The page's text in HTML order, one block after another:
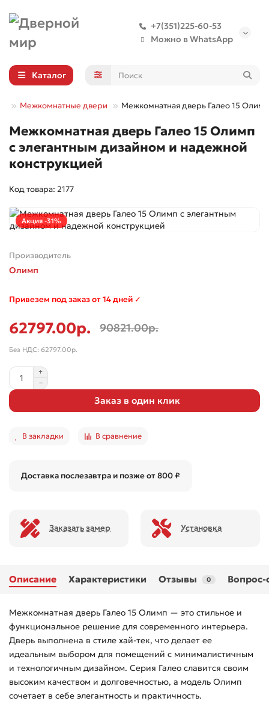
+7(351)225-60-53
Можно в WhatsApp
Каталог
Межкомнатные двери Межкомнатная дверь Галео 15 Олимп
Межкомнатная дверь Галео 15 Олимп
с элегантным дизайном и надежной
конструкцией
Код товара: 2177
Акция -31%
Производитель
Олимп
Привезем под заказ от 14 дней ✓
62797.00р. 90821.00р.
Без НДС: 62797.00р.
Заказ в один клик
В закладки В сравнение
Доставка послезавтра и позже от 800 ₽
Заказать замер Установка
Описание Характеристики Отзывы 0 Вопрос-
Межкомнатная дверь Галео 15 Олимп — это стильное и
функциональное решение для современного интерьера.
Дверь выполнена в стиле хай-тек, что делает ее
идеальным выбором для помещений с минималистичным
и технологичным дизайном. Серия Галео славится своим
высоким качеством и долговечностью, а модель Олимп
сочетает в себе элегантность и практичность.